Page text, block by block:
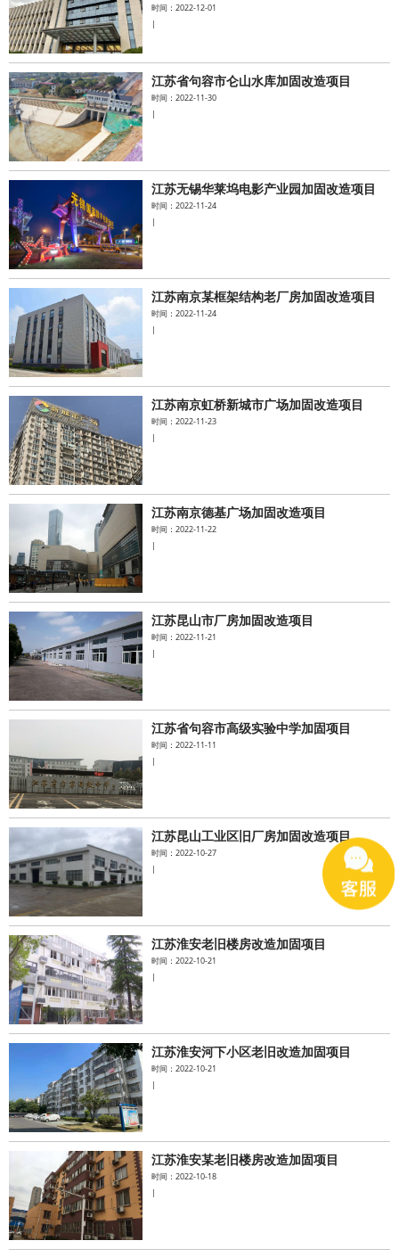
时间：2022-12-01
|
江苏省句容市仑山水库加固改造项目
时间：2022-11-30
|
江苏无锡华莱坞电影产业园加固改造项目
时间：2022-11-24
|
江苏南京某框架结构老厂房加固改造项目
时间：2022-11-24
|
江苏南京虹桥新城市广场加固改造项目
时间：2022-11-23
|
江苏南京德基广场加固改造项目
时间：2022-11-22
|
江苏昆山市厂房加固改造项目
时间：2022-11-21
|
江苏省句容市高级实验中学加固项目
时间：2022-11-11
|
江苏昆山工业区旧厂房加固改造项目
时间：2022-10-27
|
江苏淮安老旧楼房改造加固项目
时间：2022-10-21
|
江苏淮安河下小区老旧改造加固项目
时间：2022-10-21
|
江苏淮安某老旧楼房改造加固项目
时间：2022-10-18
|